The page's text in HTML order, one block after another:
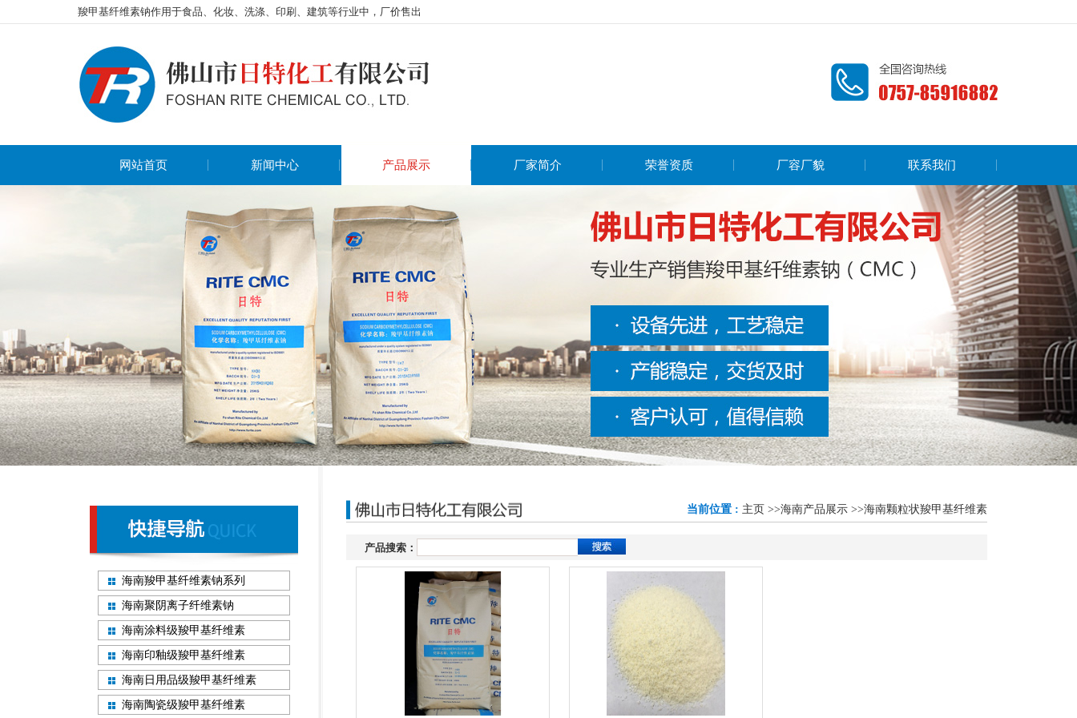
羧甲基纤维素钠作用于食品、化妆、洗涤、印刷、建筑等行业中，厂价售出
网站首页 新闻中心 产品展示 厂家简介 荣誉资质 厂容厂貌 联系我们
海南羧甲基纤维素钠系列
海南聚阴离子纤维素钠
海南涂料级羧甲基纤维素
海南印釉级羧甲基纤维素
海南日用品级羧甲基纤维素
海南陶瓷级羧甲基纤维素
当前位置 : 主页 >>海南产品展示 >>海南颗粒状羧甲基纤维素
产品搜索：